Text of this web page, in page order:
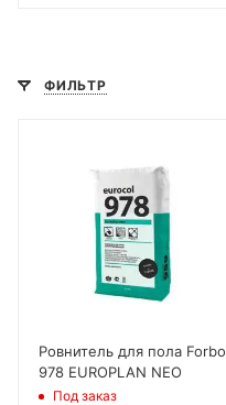
ФИЛЬТР
Ровнитель для пола Forbo
978 EUROPLAN NEO
Под заказ